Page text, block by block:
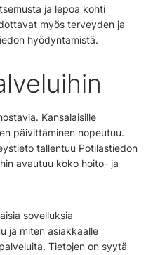
ja lepoa kohti
myös terveyden ja
hyödyntämistä.
Kansalaisille
päivittäminen nopeutuu.
tallentuu Potilastiedon
avautuu koko hoito- ja
sovelluksia
ja miten asiakkaalle
Tietojen on syytä